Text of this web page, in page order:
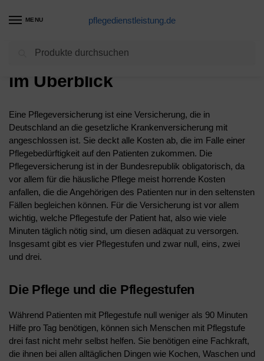
MENU pflegedienstleistung.de
Die Pflege – Alle Leistungen
im Überblick
Eine Pflegeversicherung ist eine Versicherung, die in
Deutschland an die gesetzliche Krankenversicherung mit
angeschlossen ist. Sie deckt alle Kosten ab, die im Falle einer
Pflegebedürftigkeit auf den Patienten zukommen. Die
Pflegeversicherung ist in der Bundesrepublik obligatorisch, da
vor allem für die häusliche Pflege meist horrende Kosten
anfallen, die die Angehörigen des Patienten nur in den seltensten
Fällen begleichen können. Für die Versicherung ist vor allem
wichtig, welche Pflegestufe der Patient hat, also wie viele
Minuten täglich nötig sind, um diesen adäquat zu versorgen.
Insgesamt gibt es vier Pflegestufen und zwar null, eins, zwei
und drei.
Die Pflege und die Pflegestufen
Während Patienten mit Pflegestufe null weniger als 90 Minuten
Hilfe pro Tag benötigen, können sich Menschen mit Pflegstufe
drei fast nicht mehr selbst helfen. Sie benötigen eine Fachkraft,
die ihnen bei allen alltäglichen Dingen wie Kochen, Waschen und